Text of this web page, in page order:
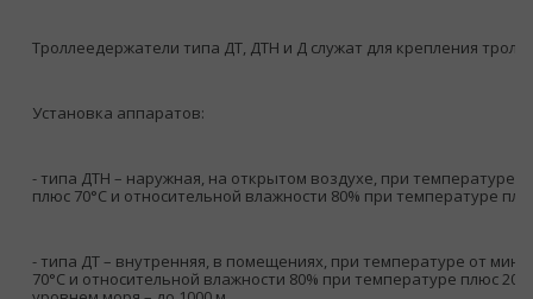
Троллеедержатели типа ДТ, ДТН и Д служат для крепления
Установка аппаратов:
- типа ДТН – наружная, на открытом воздухе, при температуре
плюс 70°С и относительной влажности 80% при температуре
- типа ДТ – внутренняя, в помещениях, при температуре от
70°С и относительной влажности 80% при температуре плюс